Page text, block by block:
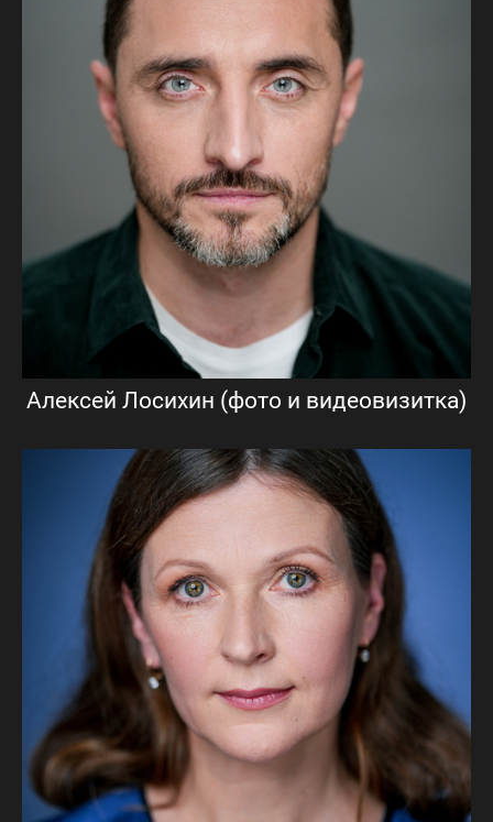
Алексей Лосихин (фото и видеовизитка)